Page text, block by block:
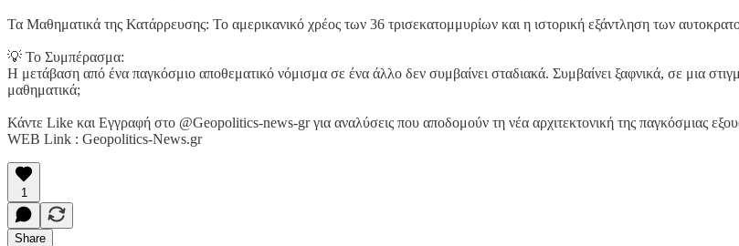
Τα Μαθηματικά της Κατάρρευσης: Το αμερικανικό χρέος των 36 τρισεκατομμυρίων και η ιστορική εξάντληση των
💡 Το Συμπέρασμα:
Η μετάβαση από ένα παγκόσμιο αποθεματικό νόμισμα σε ένα άλλο δεν συμβαίνει σταδιακά. Συμβαίνει ξαφνικά, σε μια
μαθηματικά;
Κάντε Like και Εγγραφή στο @Geopolitics-news-gr για αναλύσεις που αποδομούν τη νέα αρχιτεκτονική της παγκόσμιας
WEB Link : Geopolitics-News.gr
1
Share